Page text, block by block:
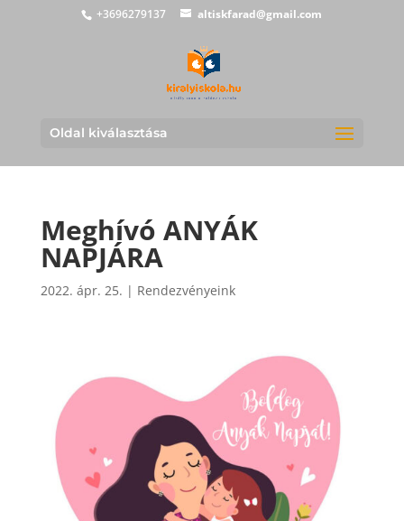
+3696279137 altiskfarad@gmail.com
Oldal kiválasztása
Meghívó ANYÁK
NAPJÁRA
2022. ápr. 25. | Rendezvényeink